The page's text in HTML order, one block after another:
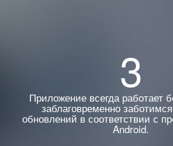
3
Приложение всегда работает
заблаговременно
обновлений в соответствии с
Android.